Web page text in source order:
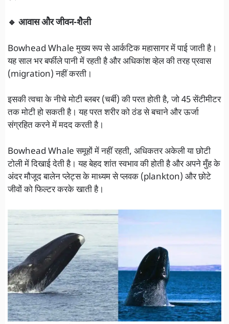
🔹 आवास और जीवन-शैली
Bowhead Whale मुख्य रूप से आर्कटिक महासागर में पाई जाती है।
यह साल भर बर्फीले पानी में रहती है और अधिकांश व्हेल की तरह प्रवास
(migration) नहीं करती।
इसकी त्वचा के नीचे मोटी ब्लबर (चर्बी) की परत होती है, जो 45 सेंटीमीटर
तक मोटी हो सकती है। यह परत शरीर को ठंड से बचाने और ऊर्जा
संग्रहित करने में मदद करती है।
Bowhead Whale समूहों में नहीं रहती, अधिकतर अकेली या छोटी
टोली में दिखाई देती है। यह बेहद शांत स्वभाव की होती है और अपने मुँह के
अंदर मौजूद बालेन प्लेट्स के माध्यम से प्लवक (plankton) और छोटे
जीवों को फिल्टर करके खाती है।